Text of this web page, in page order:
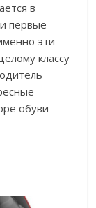
в
первые
эти
классу
обуви —